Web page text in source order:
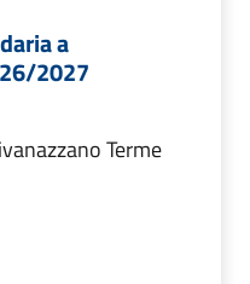
a
2027
Terme